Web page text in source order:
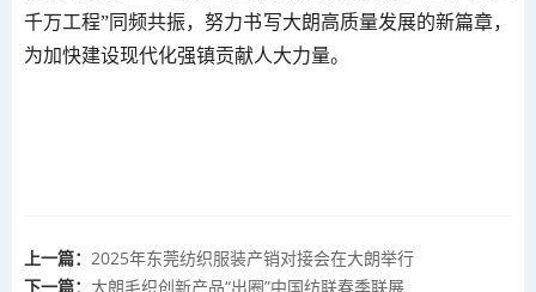
千万工程”同频共振，努力书写大朗高质量发展的新篇章，
为加快建设现代化强镇贡献人大力量。
上一篇： 2025年东莞纺织服装产销对接会在大朗举行
下一篇： 大朗毛织创新产品“出圈”中国纺联春季联展